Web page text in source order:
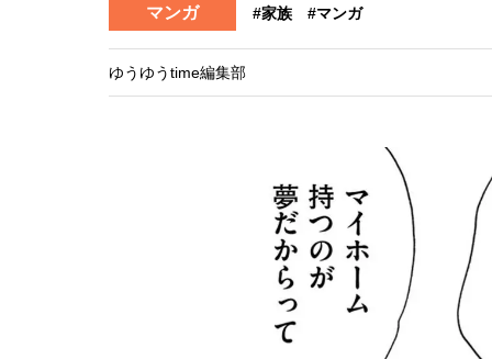
マンガ #家族 #マンガ
ゆうゆうtime編集部